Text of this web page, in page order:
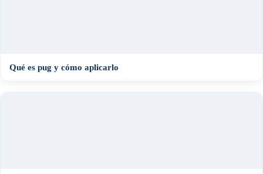
Qué es pug y cómo aplicarlo